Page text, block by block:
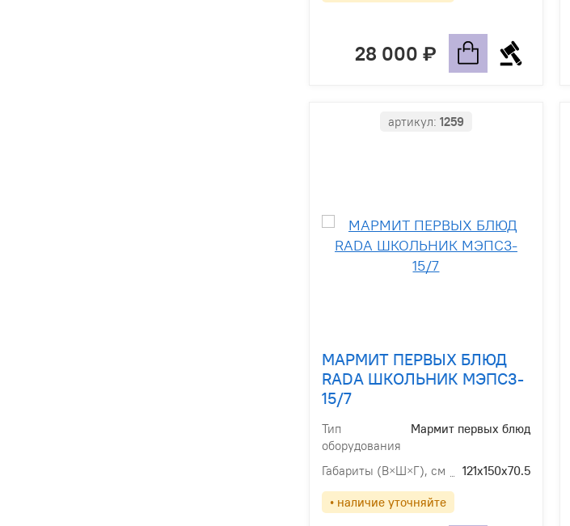
28 000
артикул: 1259
МАРМИТ ПЕРВЫХ БЛЮД
RADA ШКОЛЬНИК МЭПС3-
15/7
Тип
оборудования
Мармит первых блюд
Габариты (В×Ш×Г), см 121х150х70.5
• наличие уточняйте